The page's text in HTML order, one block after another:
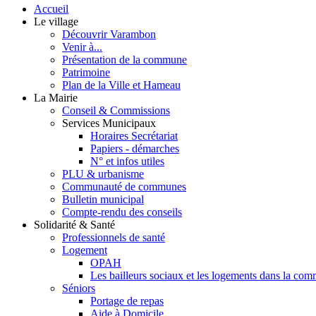
Accueil
Le village
Découvrir Varambon
Venir à...
Présentation de la commune
Patrimoine
Plan de la Ville et Hameau
La Mairie
Conseil & Commissions
Services Municipaux
Horaires Secrétariat
Papiers - démarches
N° et infos utiles
PLU & urbanisme
Communauté de communes
Bulletin municipal
Compte-rendu des conseils
Solidarité & Santé
Professionnels de santé
Logement
OPAH
Les bailleurs sociaux et les logements dans la
Séniors
Portage de repas